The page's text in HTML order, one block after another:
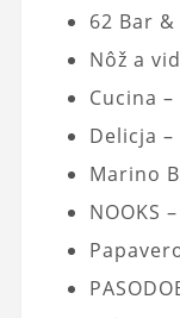
62 Bar
Nôž a
Cucina –
Delicja –
Marino
NOOKS